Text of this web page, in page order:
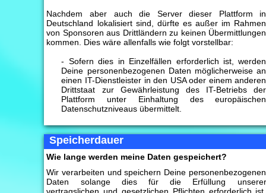
Nachdem aber auch die Server dieser Plattform in
Deutschland lokalisiert sind, dürfte es außer im Rahmen
von Sponsoren aus Drittländern zu keinen Übermittlungen
kommen. Dies wäre allenfalls wie folgt vorstellbar:
- Sofern dies in Einzelfällen erforderlich ist, werden
Deine personenbezogenen Daten möglicherweise an
einen IT-Dienstleister in den USA oder einem anderen
Drittstaat zur Gewährleistung des IT-Betriebs der
Plattform unter Einhaltung des europäischen
Datenschutzniveaus übermittelt.
Speicherdauer
Wie lange werden meine Daten gespeichert?
Wir verarbeiten und speichern Deine personenbezogenen
Daten solange dies für die Erfüllung unserer